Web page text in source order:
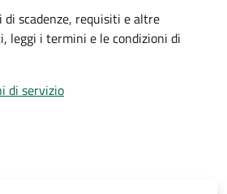
di scadenze, requisiti e altre
leggi i termini e le condizioni di
di servizio